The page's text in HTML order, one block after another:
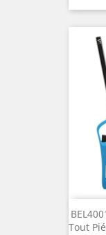
Tout